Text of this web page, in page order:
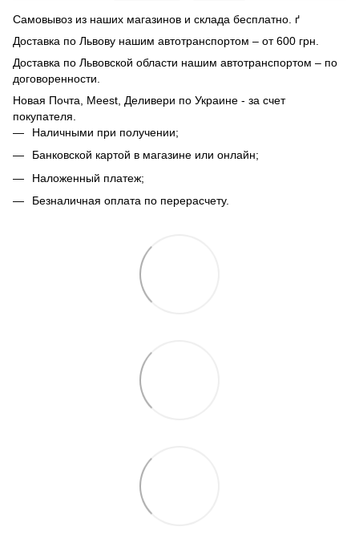
Самовывоз из наших магазинов и склада бесплатно. ґ
Доставка по Львову нашим автотранспортом – от 600 грн.
Доставка по Львовской области нашим автотранспортом – по
договоренности.
Новая Почта, Meest, Деливери по Украине - за счет
покупателя.
Наличными при получении;
Банковской картой в магазине или онлайн;
Наложенный платеж;
Безналичная оплата по перерасчету.